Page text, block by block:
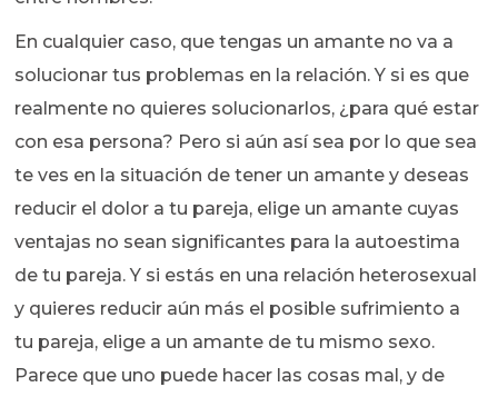
En cualquier caso, que tengas un amante no va a
solucionar tus problemas en la relación. Y si es que
realmente no quieres solucionarlos, ¿para qué estar
con esa persona? Pero si aún así sea por lo que sea
te ves en la situación de tener un amante y deseas
reducir el dolor a tu pareja, elige un amante cuyas
ventajas no sean significantes para la autoestima
de tu pareja. Y si estás en una relación heterosexual
y quieres reducir aún más el posible sufrimiento a
tu pareja, elige a un amante de tu mismo sexo.
Parece que uno puede hacer las cosas mal, y de